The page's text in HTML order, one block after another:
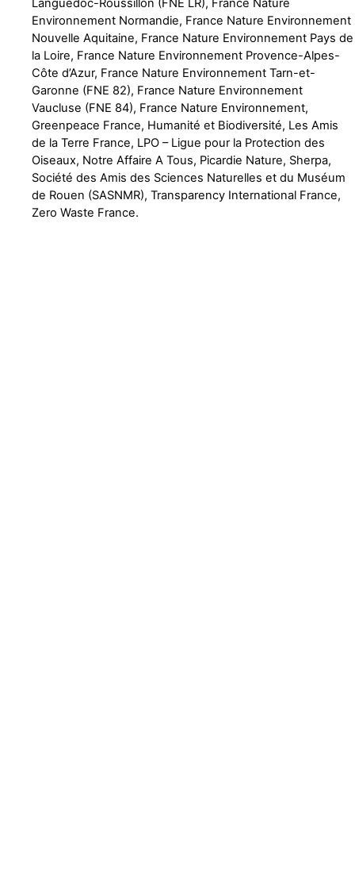
Languedoc-Roussillon (FNE LR), France Nature
Environnement Normandie, France Nature Environnement
Nouvelle Aquitaine, France Nature Environnement Pays de
la Loire, France Nature Environnement Provence-Alpes-
Côte d’Azur, France Nature Environnement Tarn-et-
Garonne (FNE 82), France Nature Environnement
Vaucluse (FNE 84), France Nature Environnement,
Greenpeace France, Humanité et Biodiversité, Les Amis
de la Terre France, LPO – Ligue pour la Protection des
Oiseaux, Notre Affaire A Tous, Picardie Nature, Sherpa,
Société des Amis des Sciences Naturelles et du Muséum
de Rouen (SASNMR), Transparency International France,
Zero Waste France.